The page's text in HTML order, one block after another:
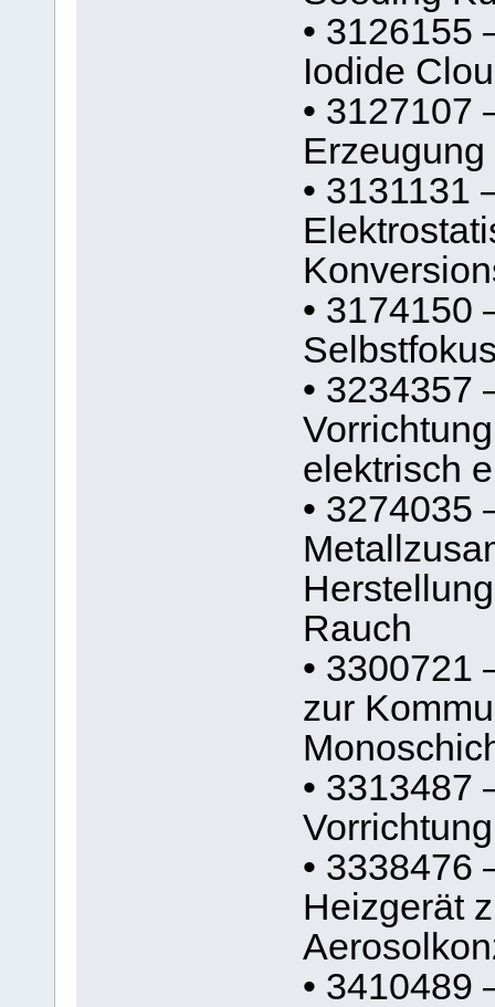
• 3126155
Iodide
• 3127107
• 3131131
• 3174150
• 3234357
elektrisch
• 3274035
Rauch
• 3300721
zur
• 3313487
• 3338476
Heizgerät
• 3410489